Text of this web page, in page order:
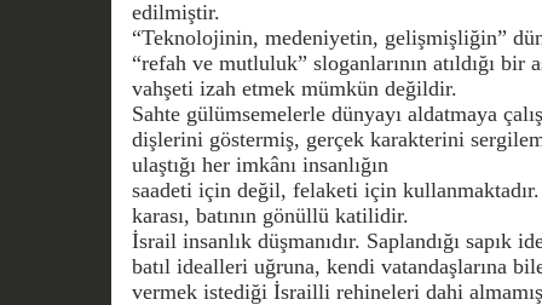
edilmiştir.
“Teknolojinin, medeniyetin, gelişmişliğin”
“refah ve mutluluk” sloganlarının atıldığı bir
vahşeti izah etmek mümkün değildir.
Sahte gülümsemelerle dünyayı aldatmaya
dişlerini göstermiş, gerçek karakterini
ulaştığı her imkânı insanlığın
saadeti için değil, felaketi için
karası, batının gönüllü katilidir.
İsrail insanlık düşmanıdır. Saplandığı
batıl idealleri uğruna, kendi vatandaşlarına
vermek istediği İsrailli rehineleri dahi